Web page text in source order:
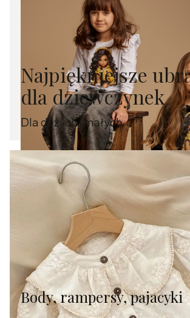
Najpiękniejsze
dla dziewczynek
Dla dużych i małych
Body, rampersy, pajacyki